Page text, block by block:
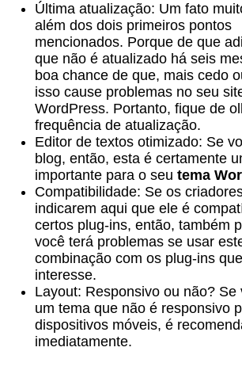
Última atualização: Um fato
além dos dois primeiros pontos
mencionados. Porque de que
que não é atualizado há seis
boa chance de que, mais cedo
isso cause problemas no seu
WordPress. Portanto, fique de
frequência de atualização.
Editor de textos otimizado: Se
blog, então, esta é certamente
importante para o seu tema
Compatibilidade: Se os
indicarem aqui que ele é
certos plug-ins, então, também
você terá problemas se usar
combinação com os plug-ins
interesse.
Layout: Responsivo ou não? Se
um tema que não é responsivo
dispositivos móveis, é
imediatamente.